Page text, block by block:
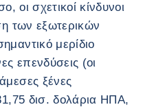
οι σχετικοί κίνδυνοι
των εξωτερικών
μερίδιο
επενδύσεις (οι
ξένες
δισ. δολάρια ΗΠΑ,